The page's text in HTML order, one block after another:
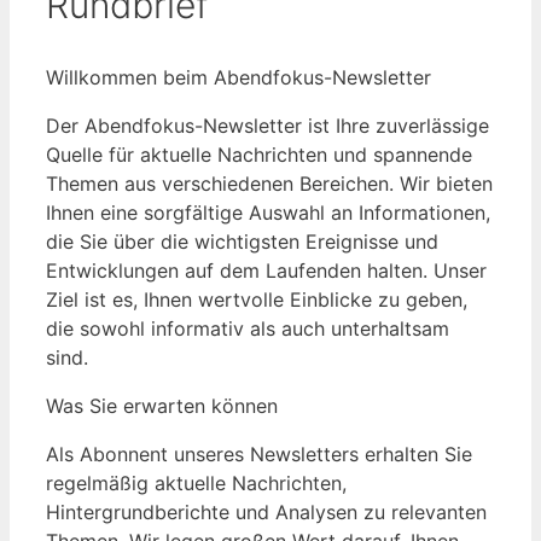
Willkommen beim Abendfokus-Newsletter
Der Abendfokus-Newsletter ist Ihre zuverlässige
Quelle für aktuelle Nachrichten und spannende
Themen aus verschiedenen Bereichen. Wir bieten
Ihnen eine sorgfältige Auswahl an Informationen,
die Sie über die wichtigsten Ereignisse und
Entwicklungen auf dem Laufenden halten. Unser
Ziel ist es, Ihnen wertvolle Einblicke zu geben,
die sowohl informativ als auch unterhaltsam
sind.
Was Sie erwarten können
Als Abonnent unseres Newsletters erhalten Sie
regelmäßig aktuelle Nachrichten,
Hintergrundberichte und Analysen zu relevanten